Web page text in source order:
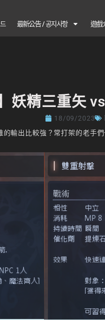
最新公告 / 공지사항 遊戲
妖精三重矢
18/09/2023
輸出比較強？常打架的老手